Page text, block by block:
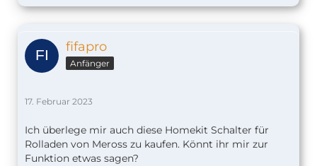
fifapro
Anfänger
17. Februar 2023
Ich überlege mir auch diese Homekit Schalter für
Rolladen von Meross zu kaufen. Könnt ihr mir zur
Funktion etwas sagen?